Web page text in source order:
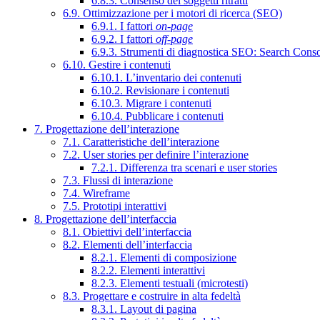
6.9. Ottimizzazione per i motori di ricerca (SEO)
6.9.1. I fattori on-page
6.9.2. I fattori off-page
6.9.3. Strumenti di diagnostica SEO: Search
6.10. Gestire i contenuti
6.10.1. L’inventario dei contenuti
6.10.2. Revisionare i contenuti
6.10.3. Migrare i contenuti
6.10.4. Pubblicare i contenuti
7. Progettazione dell’interazione
7.1. Caratteristiche dell’interazione
7.2. User stories per definire l’interazione
7.2.1. Differenza tra scenari e user stories
7.3. Flussi di interazione
7.4. Wireframe
7.5. Prototipi interattivi
8. Progettazione dell’interfaccia
8.1. Obiettivi dell’interfaccia
8.2. Elementi dell’interfaccia
8.2.1. Elementi di composizione
8.2.2. Elementi interattivi
8.2.3. Elementi testuali (microtesti)
8.3. Progettare e costruire in alta fedeltà
8.3.1. Layout di pagina